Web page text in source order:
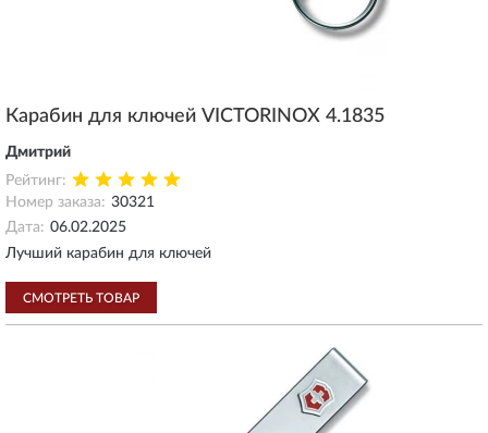
Карабин для ключей VICTORINOX 4.1835
Дмитрий
Рейтинг:
Номер заказа: 30321
Дата: 06.02.2025
Лучший карабин для ключей
СМОТРЕТЬ ТОВАР